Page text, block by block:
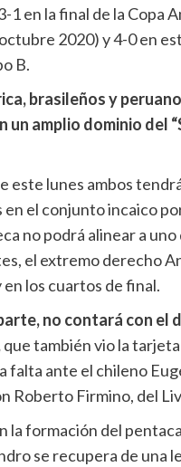
1 en la final de la Copa
2020) y 4-0 en
B.
brasileños y
un amplio dominio del
este lunes ambos
el conjunto incaico
no podrá alinear a uno
el extremo derecho
los cuartos de final.
no contará con
que también vio la
falta ante el chileno
Roberto Firmino, del
la formación del
se recupera de una